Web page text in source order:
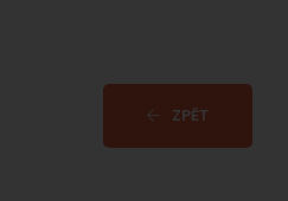
ZPĚT